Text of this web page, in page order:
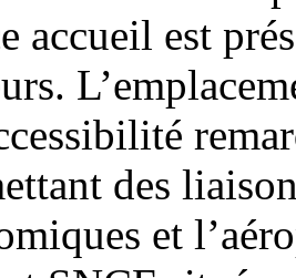
accueil est
des
et